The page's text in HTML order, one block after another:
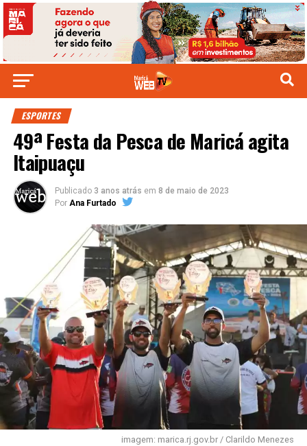
ESPORTES
49ª Festa da Pesca de Maricá agita
Itaipuaçu
Publicado 3 anos atrás em 8 de maio de 2023
Por Ana Furtado
imagem: marica.rj.gov.br / Clarildo Menezes